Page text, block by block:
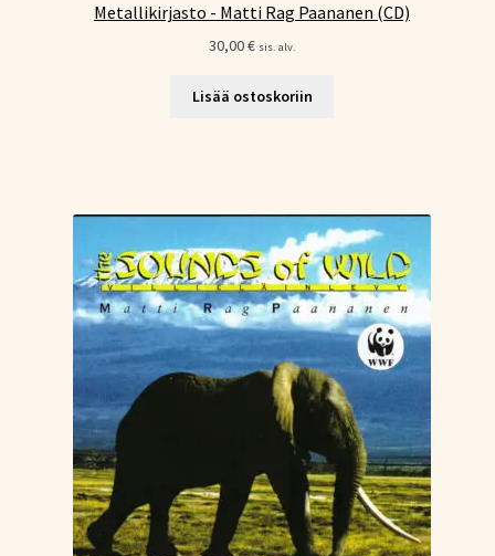
Metallikirjasto - Matti Rag Paananen (CD)
30,00€ sis. alv.
Lisää ostoskoriin